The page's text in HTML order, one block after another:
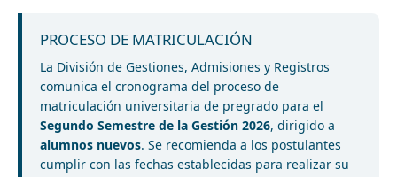
PROCESO DE MATRICULACIÓN
La División de Gestiones, Admisiones y Registros
comunica el cronograma del proceso de
matriculación universitaria de pregrado para el
Segundo Semestre de la Gestión 2026, dirigido a
alumnos nuevos. Se recomienda a los postulantes
cumplir con las fechas establecidas para realizar su